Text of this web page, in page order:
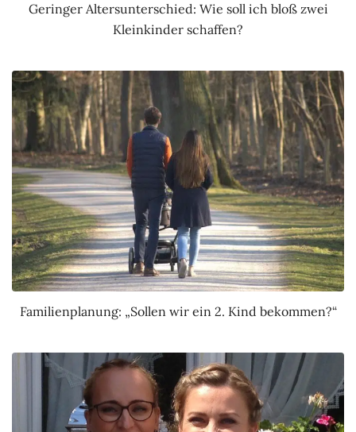
Geringer Altersunterschied: Wie soll ich bloß zwei
Kleinkinder schaffen?
Familienplanung: „Sollen wir ein 2. Kind bekommen?“